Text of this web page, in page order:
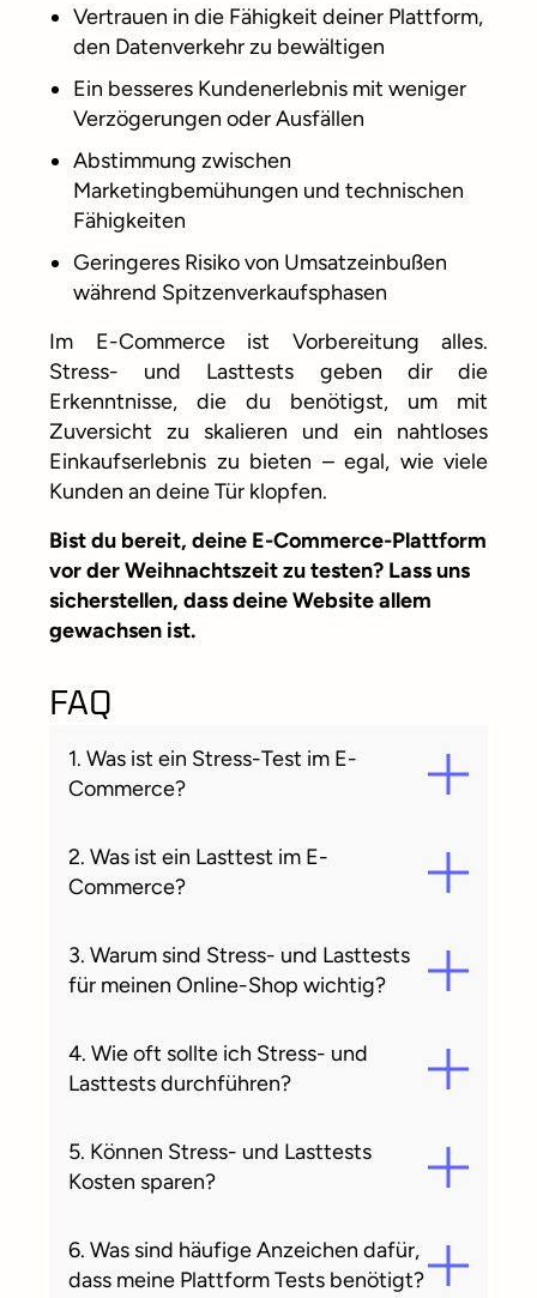
Vertrauen in die Fähigkeit deiner Plattform,
den Datenverkehr zu bewältigen
Ein besseres Kundenerlebnis mit weniger
Verzögerungen oder Ausfällen
Abstimmung zwischen
Marketingbemühungen und technischen
Fähigkeiten
Geringeres Risiko von Umsatzeinbußen
während Spitzenverkaufsphasen
Im E-Commerce ist Vorbereitung alles.
Stress- und Lasttests geben dir die
Erkenntnisse, die du benötigst, um mit
Zuversicht zu skalieren und ein nahtloses
Einkaufserlebnis zu bieten – egal, wie viele
Kunden an deine Tür klopfen.
Bist du bereit, deine E-Commerce-Plattform
vor der Weihnachtszeit zu testen? Lass uns
sicherstellen, dass deine Website allem
gewachsen ist.
FAQ
1. Was ist ein Stress-Test im E-
Commerce?
2. Was ist ein Lasttest im E-
Commerce?
3. Warum sind Stress- und Lasttests
für meinen Online-Shop wichtig?
4. Wie oft sollte ich Stress- und
Lasttests durchführen?
5. Können Stress- und Lasttests
Kosten sparen?
6. Was sind häufige Anzeichen dafür,
dass meine Plattform Tests benötigt?